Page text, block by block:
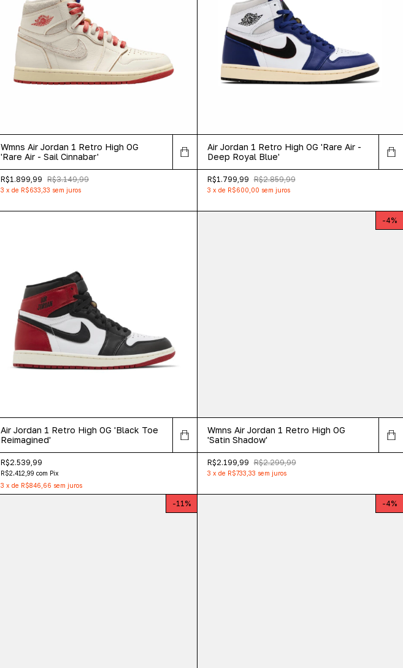
Wmns Air Jordan 1 Retro High OG
'Rare Air - Sail Cinnabar'
R$1.899,99 R$3.149,99
3 x de R$633,33 sem juros
Air Jordan 1 Retro High OG 'Rare Air -
Deep Royal Blue'
R$1.799,99 R$2.859,99
3 x de R$600,00 sem juros
Air Jordan 1 Retro High OG 'Black Toe
Reimagined'
R$2.539,99
R$2.412,99 com Pix
3 x de R$846,66 sem juros
-4%
Wmns Air Jordan 1 Retro High OG
'Satin Shadow'
R$2.199,99 R$2.299,99
3 x de R$733,33 sem juros
-11 % -4%